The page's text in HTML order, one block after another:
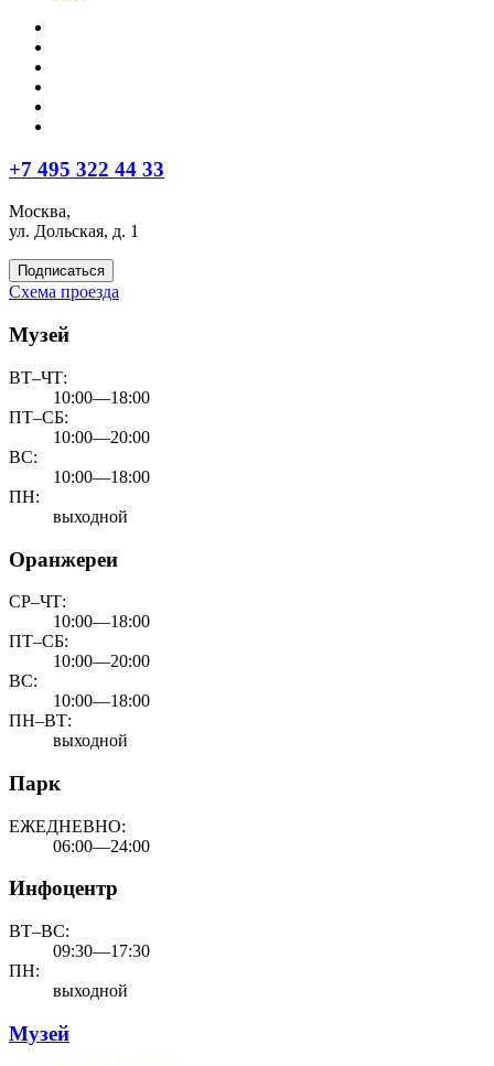
+7 495 322 44 33
Москва,
ул. Дольская, д. 1
Подписаться
Схема проезда
Музей
ВТ–ЧТ:
10:00—18:00
ПТ–СБ:
10:00—20:00
ВС:
10:00—18:00
ПН:
выходной
Оранжереи
СР–ЧТ:
10:00—18:00
ПТ–СБ:
10:00—20:00
ВС:
10:00—18:00
ПН–ВТ:
выходной
Парк
ЕЖЕДНЕВНО:
06:00—24:00
Инфоцентр
ВТ–ВС:
09:30—17:30
ПН:
выходной
Музей